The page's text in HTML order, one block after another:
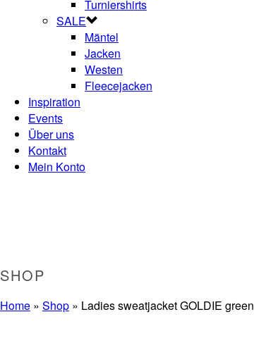
Turniershirts
SALE
Mäntel
Jacken
Westen
Fleecejacken
Inspiration
Events
Über uns
Kontakt
Mein Konto
SHOP
Home » Shop » Ladies sweatjacket GOLDIE green